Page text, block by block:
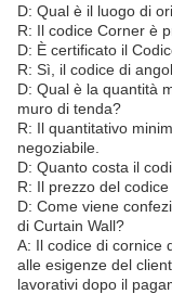
D: Qual è il luogo di
R: Il codice Corner è
D: È certificato il
R: Sì, il codice di
D: Qual è la quantità
muro di tenda?
R: Il quantitativo
negoziabile.
D: Quanto costa il
R: Il prezzo del
D: Come viene
di Curtain Wall?
A: Il codice di cornice
alle esigenze del
lavorativi dopo il